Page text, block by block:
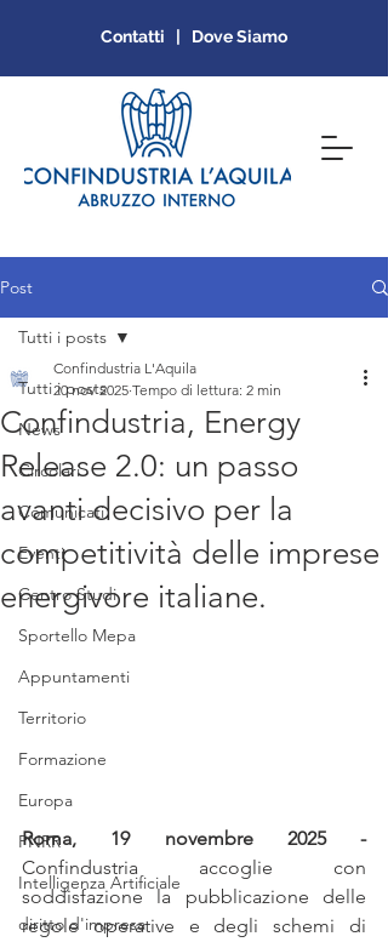
Contatti | Dove Siamo
Post
Tutti i posts
News
Circolari
Comunicati
Eventi
Centro Studi
Sportello Mepa
Appuntamenti
Territorio
Formazione
Europa
PNRR
Intelligenza Artificiale
diritto d'impresa
Tutti i posts
Confindustria, Energy
Release 2.0: un passo
avanti decisivo per la
competitività delle imprese
energivore italiane.
Confindustria L'Aquila
20 nov 2025 Tempo di lettura: 2 min
Roma, 19 novembre 2025 -
Confindustria accoglie con
soddisfazione la pubblicazione delle
regole operative e degli schemi di